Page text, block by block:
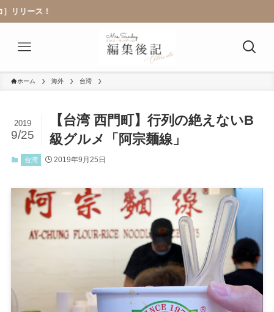
ホーム 海外 台湾
【台湾 西門町】行列の絶えないB
級グルメ「阿宗麺線」
2019
9/25
台湾 2019年9月25日